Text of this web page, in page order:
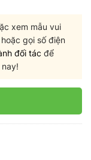
xem mẫu vui
gọi số điện
đối tác để